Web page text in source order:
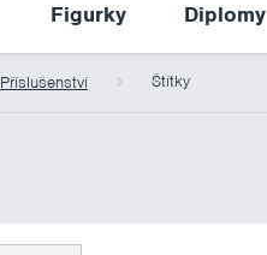
Figurky Diplomy
Příslušenství Štítky